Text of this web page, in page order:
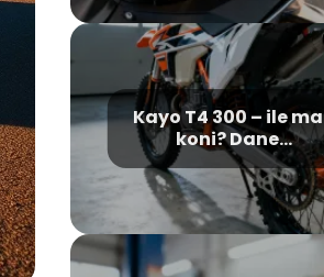
Kayo T4 300 – ile ma
koni? Dane
techniczne i osiągi